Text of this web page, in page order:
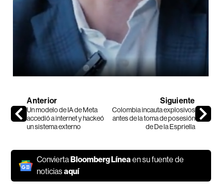
Anterior
Un modelo de IA de Meta
accedió a internet y hackeó
un sistema externo
Siguiente
Colombia incauta explosivos
antes de la toma de posesión
de De la Espriella
ConviertaBloomberg Líneaen su fuente de
noticiasaquí